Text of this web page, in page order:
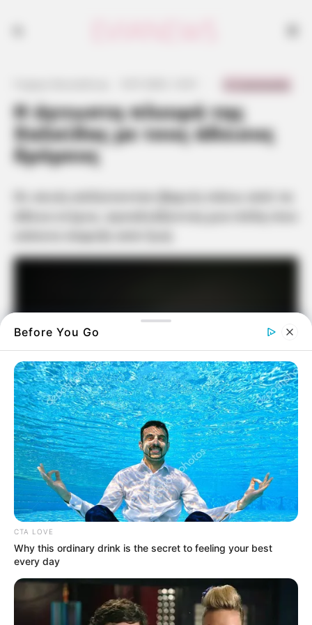
Η άγνωστη πλευρά της
Χαλκίδας με τους άδειους
δρόμους
Οι σκιές απλώνονταν βαριές πάνω από τα
credits: Αντώνιος Λάμπρου
Η Χαλκίδα, η ζωντανή πρωτεύουσα της
Εύβοιας, είχε μεταμορφωθεί σε ένα απόκοσμο
σκηνικό, όπου μόνο οι πέτρινες προσόψεις
των κτιρίων έμεναν όρθιες, σιωπηλοί
μάρτυρες μιας απουσίας που πάγωνε την
Before You Go
CTA LOVE
Why this ordinary drink is the secret to feeling your best
every day